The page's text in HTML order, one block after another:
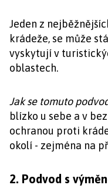
Jeden z
krádeže, se může
vyskytují v
oblastech.
Jak se tomuto
blízko u sebe a v
ochranou proti
okolí - zejména na
2. Podvod s